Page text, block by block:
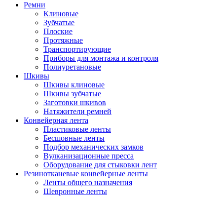
Ремни
Клиновые
Зубчатые
Плоские
Протяжные
Транспортирующие
Приборы для монтажа и контроля
Полиуретановые
Шкивы
Шкивы клиновые
Шкивы зубчатые
Заготовки шкивов
Натяжители ремней
Конвейерная лента
Пластиковые ленты
Бесшовные ленты
Подбор механических замков
Вулканизационные пресса
Оборудование для стыковки лент
Резинотканевые конвейерные ленты
Ленты общего назначения
Шевронные ленты